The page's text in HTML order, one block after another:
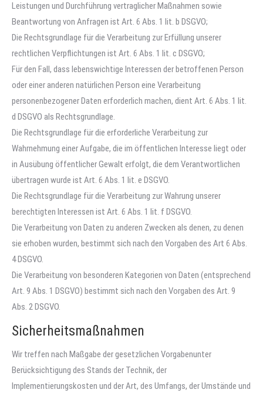
Leistungen und Durchführung vertraglicher Maßnahmen sowie
Beantwortung von Anfragen ist Art. 6 Abs. 1 lit. b DSGVO;
Die Rechtsgrundlage für die Verarbeitung zur Erfüllung unserer
rechtlichen Verpflichtungen ist Art. 6 Abs. 1 lit. c DSGVO;
Für den Fall, dass lebenswichtige Interessen der betroffenen Person
oder einer anderen natürlichen Person eine Verarbeitung
personenbezogener Daten erforderlich machen, dient Art. 6 Abs. 1 lit.
d DSGVO als Rechtsgrundlage.
Die Rechtsgrundlage für die erforderliche Verarbeitung zur
Wahrnehmung einer Aufgabe, die im öffentlichen Interesse liegt oder
in Ausübung öffentlicher Gewalt erfolgt, die dem Verantwortlichen
übertragen wurde ist Art. 6 Abs. 1 lit. e DSGVO.
Die Rechtsgrundlage für die Verarbeitung zur Wahrung unserer
berechtigten Interessen ist Art. 6 Abs. 1 lit. f DSGVO.
Die Verarbeitung von Daten zu anderen Zwecken als denen, zu denen
sie erhoben wurden, bestimmt sich nach den Vorgaben des Art 6 Abs.
4 DSGVO.
Die Verarbeitung von besonderen Kategorien von Daten (entsprechend
Art. 9 Abs. 1 DSGVO) bestimmt sich nach den Vorgaben des Art. 9
Abs. 2 DSGVO.
Sicherheitsmaßnahmen
Wir treffen nach Maßgabe der gesetzlichen Vorgabenunter
Berücksichtigung des Stands der Technik, der
Implementierungskosten und der Art, des Umfangs, der Umstände und